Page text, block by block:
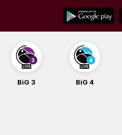
content
BiG 3 BiG 4